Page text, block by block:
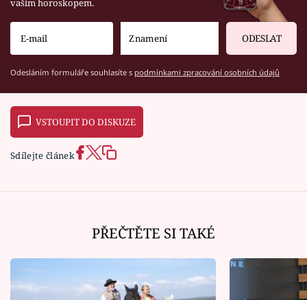
vaším horoskopem.
ODESLAT
Odesláním formuláře souhlasíte s podmínkami zpracování osobních údajů
VSTOUPIT DO DISKUZE
Sdílejte článek
PŘEČTĚTE SI TAKÉ